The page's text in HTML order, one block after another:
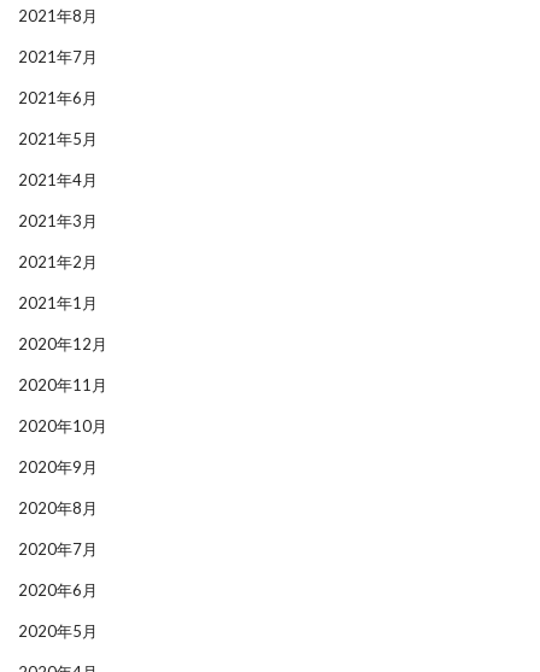
2021年8月
2021年7月
2021年6月
2021年5月
2021年4月
2021年3月
2021年2月
2021年1月
2020年12月
2020年11月
2020年10月
2020年9月
2020年8月
2020年7月
2020年6月
2020年5月